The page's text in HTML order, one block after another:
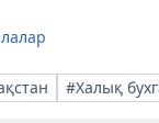
#Халық